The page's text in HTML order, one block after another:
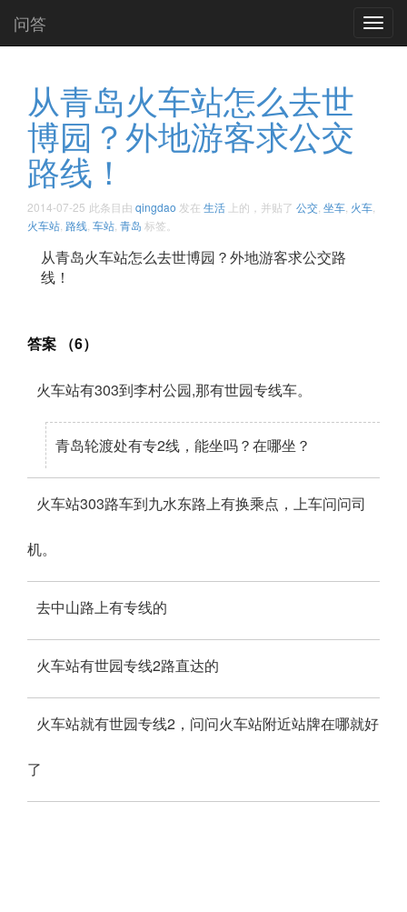
问答
从青岛火车站怎么去世
博园？外地游客求公交
路线！
2014-07-25 此条目由 qingdao 发在 生活 上的，并贴了 公交 坐车 火车
火车站 路线 车站 青岛 标签。
从青岛火车站怎么去世博园？外地游客求公交路
线！
答案 （6）
火车站有303到李村公园,那有世园专线车。
青岛轮渡处有专2线，能坐吗？在哪坐？
火车站303路车到九水东路上有换乘点，上车问问司
机。
去中山路上有专线的
火车站有世园专线2路直达的
火车站就有世园专线2，问问火车站附近站牌在哪就好
了